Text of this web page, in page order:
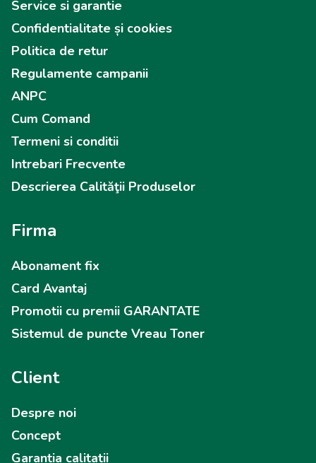
Service si garantie
Confidentialitate și cookies
Politica de retur
Regulamente campanii
ANPC
Cum Comand
Termeni si conditii
Intrebari Frecvente
Descrierea Calităţii Produselor
Firma
Abonament fix
Card Avantaj
Promotii cu premii GARANTATE
Sistemul de puncte Vreau Toner
Client
Despre noi
Concept
Garantia calitatii